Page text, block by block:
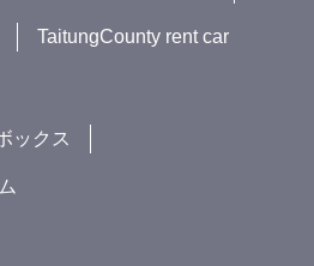
TaitungCounty rent car
ックス